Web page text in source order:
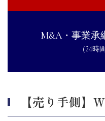
M&A・事業承
（24時
【売り手側】